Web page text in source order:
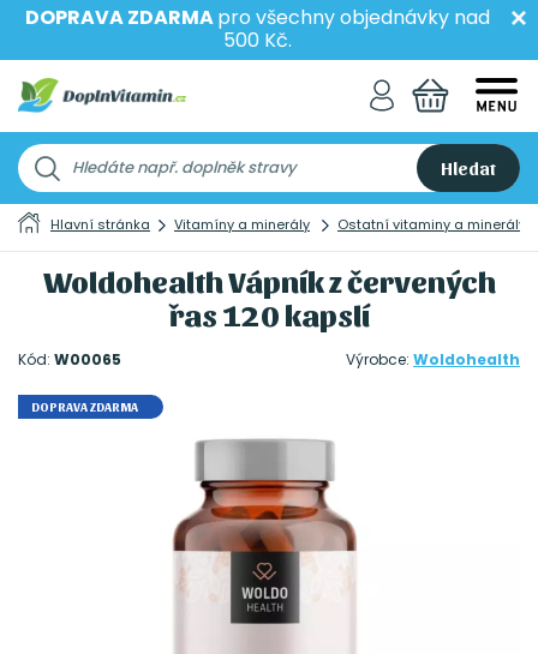
DOPRAVA ZDARMApro všechny objednávky nad
500 Kč.
Hledat
Hlavní stránka Vitamíny a minerály Ostatní vitaminy a minerály
Woldohealth Vápník z červených
řas 120 kapslí
Kód: W00065 Výrobce: Woldohealth
DOPRAVA ZDARMA